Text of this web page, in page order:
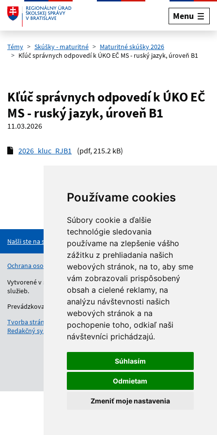
Používame cookies
Súbory cookie a ďalšie
technológie sledovania
používame na zlepšenie vášho
zážitku z prehliadania našich
webových stránok, na to, aby sme
vám zobrazovali prispôsobený
obsah a cielené reklamy, na
analýzu návštevnosti našich
webových stránok a na
pochopenie toho, odkiaľ naši
návštevníci prichádzajú.
Súhlasím
Odmietam
Zmeniť moje nastavenia
Preskočiť na hlavný obsah
Menu
Témy Skúšky - maturitné
Maturitné skúšky 2026
Kľúč správnych odpovedí k ÚKO EČ MS - ruský jazyk, úroveň B1
Kľúč správnych odpovedí k ÚKO EČ
MS - ruský jazyk, úroveň B1
11.03.2026
2026_kluc_RJB1 (pdf, 215.2 kB)
Našli ste na stránke chybu?
Ochrana osobných údajov Vyhlásenie o prístupnosti
Kontakt
Vytvorené v súlade s Jednotným dizajn manuálom elektronických
služieb.
Prevádzkovateľom služby je Regionálny úrad školskej správy.
Tvorba stránok
: Aglo Solutions
Redakčný systém
: SysCom